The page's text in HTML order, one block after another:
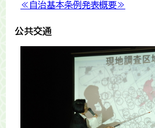
≪自治基本条例発表概要≫
公共交通